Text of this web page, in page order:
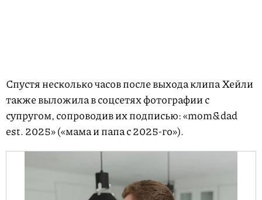
Спустя несколько часов после выхода клипа Хейли
также выложила в соцсетях фотографии с
супругом, сопроводив их подписью: «mom&dad
est. 2025» («мама и папа с 2025-го»).